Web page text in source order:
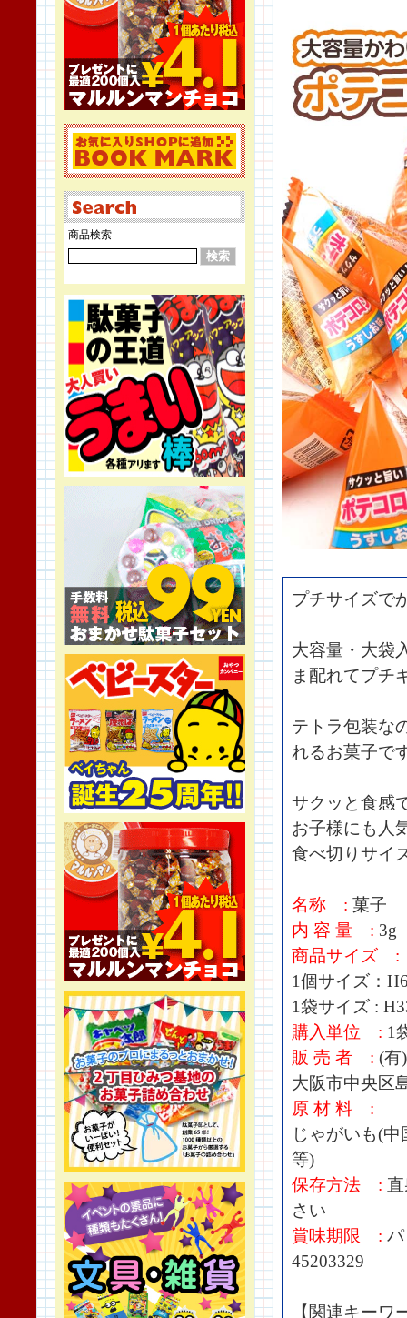
商品検索
プチサイズで
大容量・大袋
ま配れてプチ
テトラ包装な
れるお菓子で
サクッと食感
お子様にも人
食べ切りサイ
名称 : 菓子
内 容 量 : 3g
商品サイズ :
1個サイズ：
1袋サイズ :
購入単位 : 1
販 売 者 : (有
大阪市中央区
原 材 料 :
じゃがいも(
等)
保存方法 :
さい
賞味期限 :
45203329
【関連キーワ